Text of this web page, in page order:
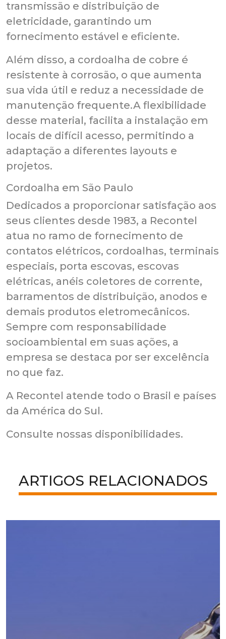
transmissão e distribuição de
eletricidade, garantindo um
fornecimento estável e eficiente.
Além disso, a cordoalha de cobre é
resistente à corrosão, o que aumenta
sua vida útil e reduz a necessidade de
manutenção frequente.A flexibilidade
desse material, facilita a instalação em
locais de difícil acesso, permitindo a
adaptação a diferentes layouts e
projetos.
Cordoalha em São Paulo
Dedicados a proporcionar satisfação aos
seus clientes desde 1983, a Recontel
atua no ramo de fornecimento de
contatos elétricos, cordoalhas, terminais
especiais, porta escovas, escovas
elétricas, anéis coletores de corrente,
barramentos de distribuição, anodos e
demais produtos eletromecânicos.
Sempre com responsabilidade
socioambiental em suas ações, a
empresa se destaca por ser excelência
no que faz.
A Recontel atende todo o Brasil e países
da América do Sul.
Consulte nossas disponibilidades.
ARTIGOS RELACIONADOS